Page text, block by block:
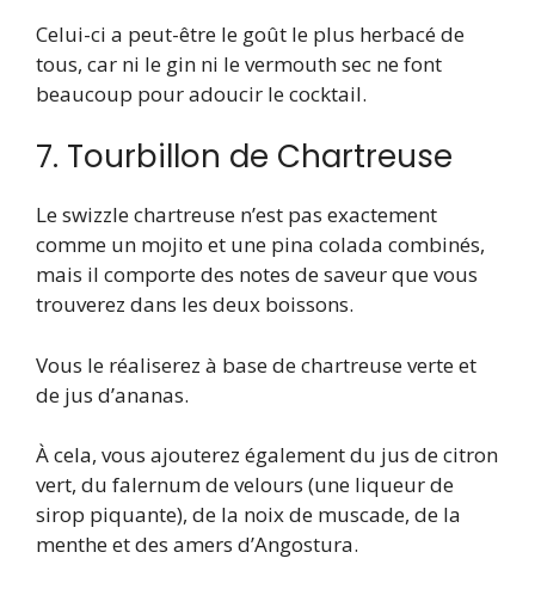
Celui-ci a peut-être le goût le plus herbacé de
tous, car ni le gin ni le vermouth sec ne font
beaucoup pour adoucir le cocktail.
7. Tourbillon de Chartreuse
Le swizzle chartreuse n’est pas exactement
comme un mojito et une pina colada combinés,
mais il comporte des notes de saveur que vous
trouverez dans les deux boissons.
Vous le réaliserez à base de chartreuse verte et
de jus d’ananas.
À cela, vous ajouterez également du jus de citron
vert, du falernum de velours (une liqueur de
sirop piquante), de la noix de muscade, de la
menthe et des amers d’Angostura.